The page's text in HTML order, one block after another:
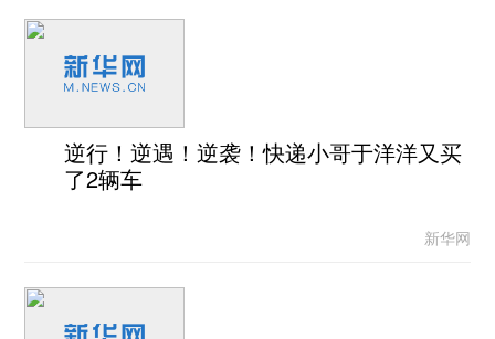
逆行！逆遇！逆袭！快递小哥于洋洋又买
了2辆车
新华网